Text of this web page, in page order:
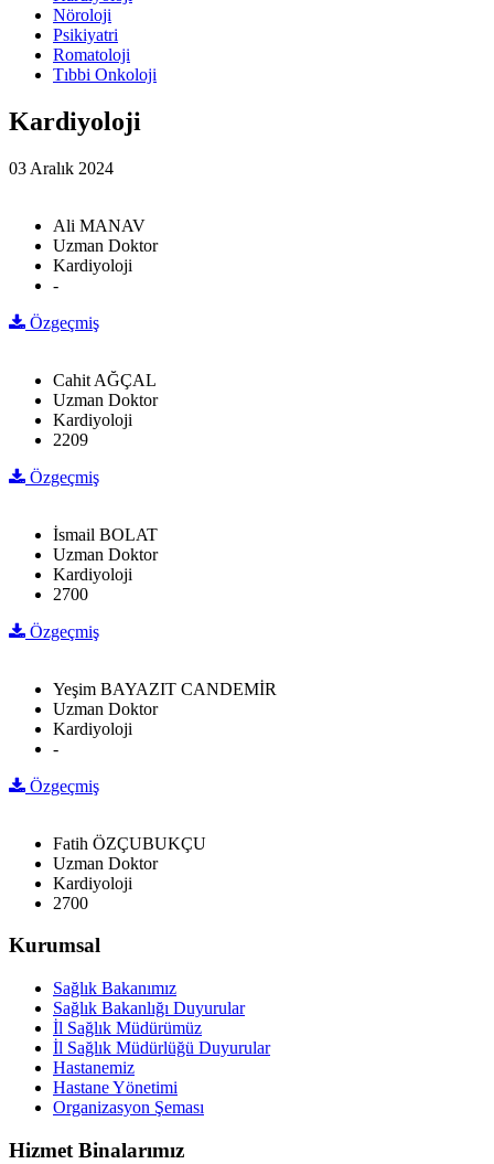
Nöroloji
Psikiyatri
Romatoloji
Tıbbi Onkoloji
Kardiyoloji
03 Aralık 2024
Ali MANAV
Uzman Doktor
Kardiyoloji
-
Özgeçmiş
Cahit AĞÇAL
Uzman Doktor
Kardiyoloji
2209
Özgeçmiş
İsmail BOLAT
Uzman Doktor
Kardiyoloji
2700
Özgeçmiş
Yeşim BAYAZIT CANDEMİR
Uzman Doktor
Kardiyoloji
-
Özgeçmiş
Fatih ÖZÇUBUKÇU
Uzman Doktor
Kardiyoloji
2700
Kurumsal
Sağlık Bakanımız
Sağlık Bakanlığı Duyurular
İl Sağlık Müdürümüz
İl Sağlık Müdürlüğü Duyurular
Hastanemiz
Hastane Yönetimi
Organizasyon Şeması
Hizmet Binalarımız